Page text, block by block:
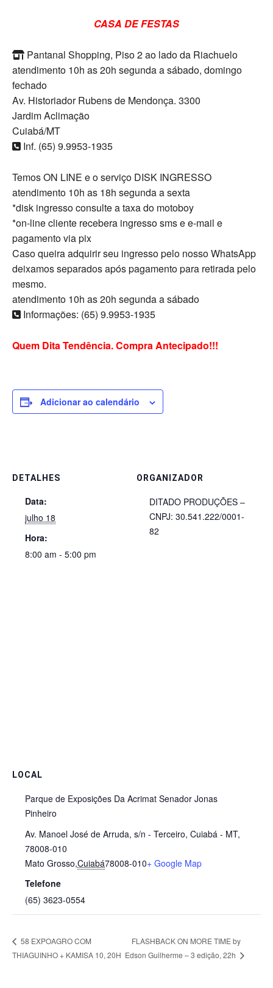
CASA DE FESTAS
Pantanal Shopping, Piso 2 ao lado da Riachuelo
atendimento 10h as 20h segunda a sábado, domingo
fechado
Av. Historiador Rubens de Mendonça. 3300
Jardim Aclimação
Cuiabá/MT
Inf. (65) 9.9953-1935
Temos ON LINE e o serviço DISK INGRESSO
atendimento 10h as 18h segunda a sexta
*disk ingresso consulte a taxa do motoboy
*on-line cliente recebera ingresso sms e e-mail e
pagamento via pix
Caso queira adquirir seu ingresso pelo nosso WhatsApp
deixamos separados após pagamento para retirada pelo
mesmo.
atendimento 10h as 20h segunda a sábado
Informações: (65) 9.9953-1935
Quem Dita Tendência. Compra Antecipado!!!
Adicionar ao calendário
DETALHES
Data:
julho 18
Hora:
8:00 am - 5:00 pm
ORGANIZADOR
DITADO PRODUÇÕES –
CNPJ: 30.541.222/0001-
82
LOCAL
Parque de Exposições Da Acrimat Senador Jonas
Pinheiro
Av. Manoel José de Arruda, s/n - Terceiro, Cuiabá - MT,
78008-010
Mato Grosso,Cuiabá78008-010+ Google Map
Telefone
(65) 3623-0554
58 EXPOAGRO COM
THIAGUINHO + KAMISA 10, 20H
FLASHBACK ON MORE TIME by
Edson Guilherme – 3 edição, 22h